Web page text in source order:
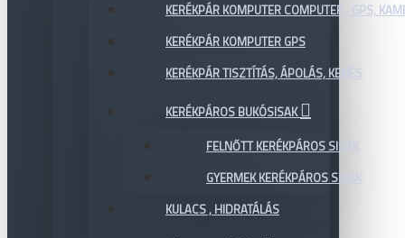
KERÉKPÁR KOMPUTER COMPUTER , GPS,
KERÉKPÁR KOMPUTER GPS
KERÉKPÁR TISZTÍTÁS, ÁPOLÁS, KENÉS
KERÉKPÁROS BUKÓSISAK
FELNŐTT KERÉKPÁROS SISAK
GYERMEK KERÉKPÁROS SISAK
KULACS , HIDRATÁLÁS